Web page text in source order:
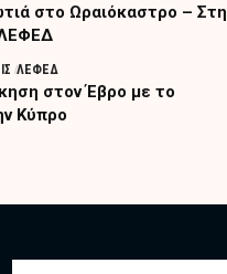
στο Ωραιόκαστρο – Στη
ΛΕΦΕΔ
στον Έβρο με το
Κύπρο